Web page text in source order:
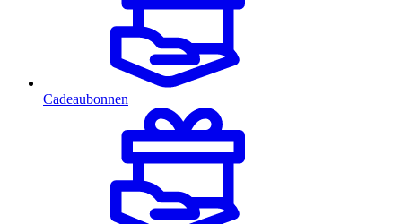
Cadeaubonnen